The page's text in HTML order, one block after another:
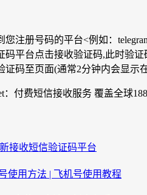
您注册号码的平台<例如：
码平台点击接收验证码,此时验
证码至页面(通常2分钟内会显
：付费短信接收服务 覆盖全球
接收短信验证码平台
使用方法 | 飞机号使用教程